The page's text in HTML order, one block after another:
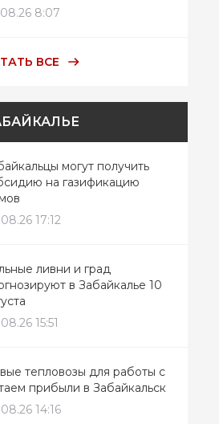
8:07
ВСЕ
могут получить
на газификацию
17:12
ливни и град
в Забайкалье 10
15:51
тепловозы для работы с
прибыли в Забайкальск
14:16